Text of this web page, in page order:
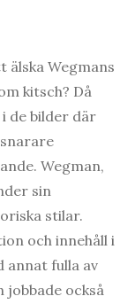
älska Wegmans
kitsch? Då
de bilder där
Wegman,
sin
stilar.
och innehåll i
annat fulla av
också